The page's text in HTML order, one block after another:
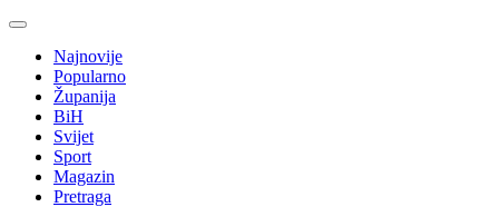
Najnovije
Popularno
Županija
BiH
Svijet
Sport
Magazin
Pretraga